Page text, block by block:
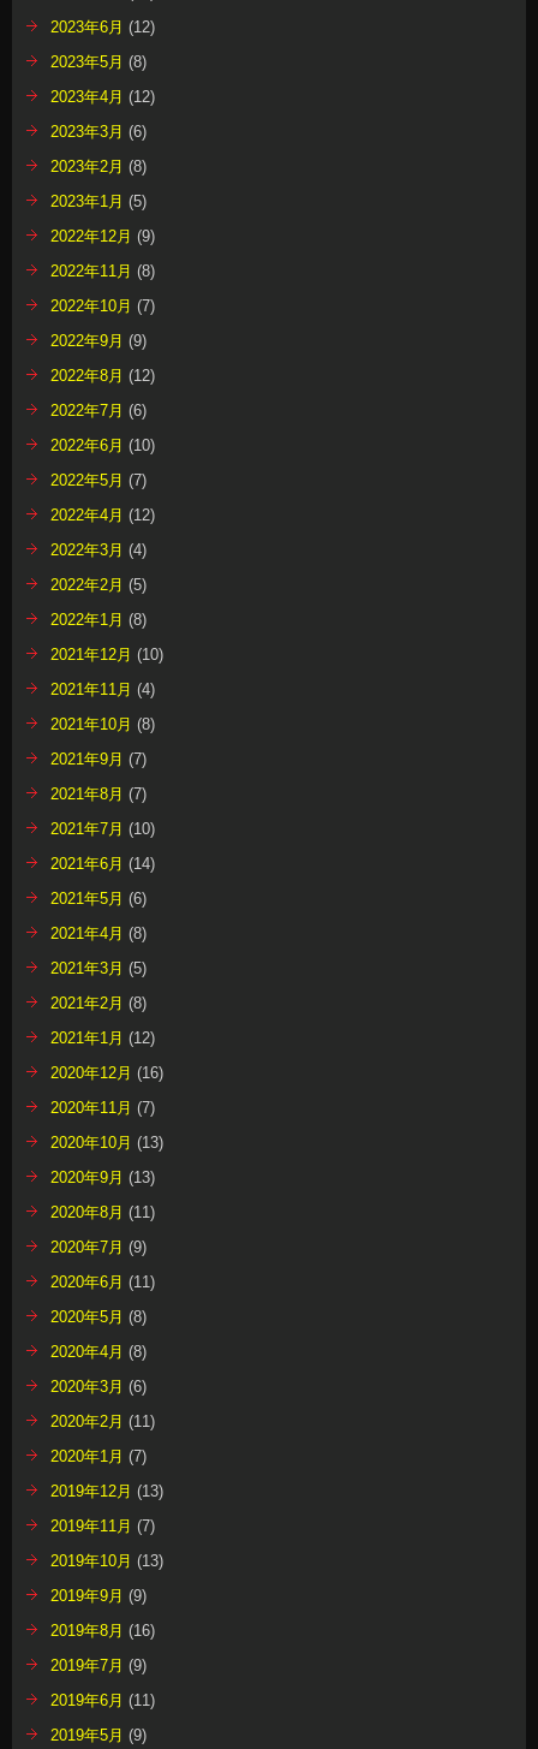
2023年6月 (12)
2023年5月 (8)
2023年4月 (12)
2023年3月 (6)
2023年2月 (8)
2023年1月 (5)
2022年12月 (9)
2022年11月 (8)
2022年10月 (7)
2022年9月 (9)
2022年8月 (12)
2022年7月 (6)
2022年6月 (10)
2022年5月 (7)
2022年4月 (12)
2022年3月 (4)
2022年2月 (5)
2022年1月 (8)
2021年12月 (10)
2021年11月 (4)
2021年10月 (8)
2021年9月 (7)
2021年8月 (7)
2021年7月 (10)
2021年6月 (14)
2021年5月 (6)
2021年4月 (8)
2021年3月 (5)
2021年2月 (8)
2021年1月 (12)
2020年12月 (16)
2020年11月 (7)
2020年10月 (13)
2020年9月 (13)
2020年8月 (11)
2020年7月 (9)
2020年6月 (11)
2020年5月 (8)
2020年4月 (8)
2020年3月 (6)
2020年2月 (11)
2020年1月 (7)
2019年12月 (13)
2019年11月 (7)
2019年10月 (13)
2019年9月 (9)
2019年8月 (16)
2019年7月 (9)
2019年6月 (11)
2019年5月 (9)